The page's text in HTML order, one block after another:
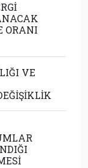
ORANI
VE